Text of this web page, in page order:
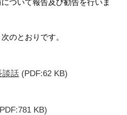
ついて報告及び勧告を行いま
のとおりです。
談話 (PDF:62 KB)
KB)